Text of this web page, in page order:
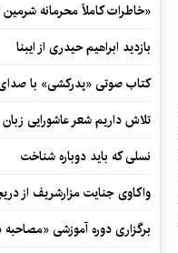
«خاطرات کاملاً محرمانه
بازدید ابراهیم حیدری از ایبنا
کتاب صوتی «پدرکشی» با
تلاش داریم شعر عاشورایی
نسلی که باید دوباره شناخت
واکاوی جنایت مزارشریف از
برگزاری دوره آموزشی